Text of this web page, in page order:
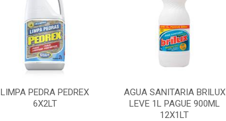
LIMPA PEDRA PEDREX
6X2LT
AGUA SANITARIA BRILUX
LEVE 1L PAGUE 900ML
12X1LT